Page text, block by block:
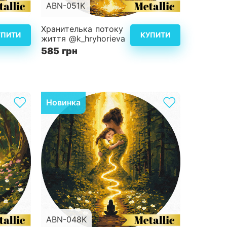
ABN-051K
Розмір
Складність
Детальніше
Хранителька потоку
життя @k_hryhorieva
585 грн
КУПИТИ
Новинка
ABN-048K